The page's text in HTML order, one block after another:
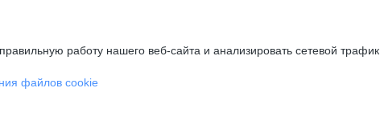
работу нашего веб-сайта и анализировать сетевой трафик.
файлов cookie